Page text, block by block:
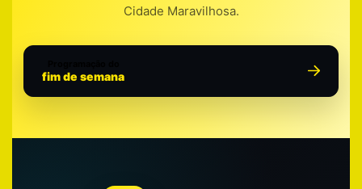
Cidade Maravilhosa.
fim de semana